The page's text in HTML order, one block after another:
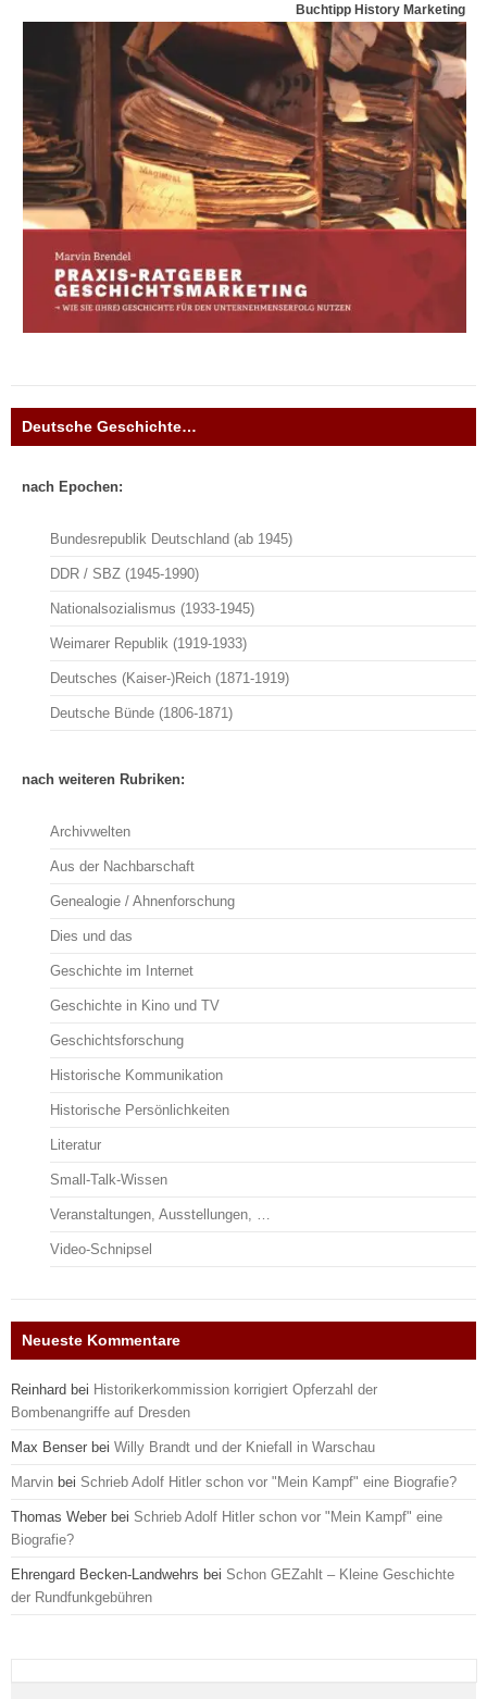
Buchtipp History Marketing
Deutsche Geschichte…
nach Epochen:
Bundesrepublik Deutschland (ab 1945)
DDR / SBZ (1945-1990)
Nationalsozialismus (1933-1945)
Weimarer Republik (1919-1933)
Deutsches (Kaiser-)Reich (1871-1919)
Deutsche Bünde (1806-1871)
nach weiteren Rubriken:
Archivwelten
Aus der Nachbarschaft
Genealogie / Ahnenforschung
Dies und das
Geschichte im Internet
Geschichte in Kino und TV
Geschichtsforschung
Historische Kommunikation
Historische Persönlichkeiten
Literatur
Small-Talk-Wissen
Veranstaltungen, Ausstellungen, …
Video-Schnipsel
Neueste Kommentare
Reinhard bei Historikerkommission korrigiert Opferzahl der
Bombenangriffe auf Dresden
Max Benser bei Willy Brandt und der Kniefall in Warschau
Marvin bei Schrieb Adolf Hitler schon vor "Mein Kampf" eine Biografie?
Thomas Weber bei Schrieb Adolf Hitler schon vor "Mein Kampf" eine
Biografie?
Ehrengard Becken-Landwehrs bei Schon GEZahlt – Kleine Geschichte
der Rundfunkgebühren